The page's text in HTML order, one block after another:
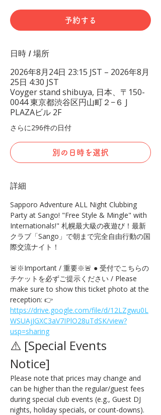
予約する
日時 / 場所
2026年8月24日 23:15 JST – 2026年8月
25日 4:30 JST
Voyger stand shibuya, 日本、〒150-
0044 東京都渋谷区円山町２−６ J
PLAZAビル 2F
さらに296件の日付
別の日時を選択
詳細
Sapporo Adventure ALL Night Clubbing
Party at Sango! "Free Style & Mingle" with
Internationals!" 札幌最大級の夜遊び！最新
クラブ「Sango」で朝まで完全自由行動の国
際交流ナイト！
🚨※Important / 重要※🚨 ● 受付でこちらの
チケットを必ずご提示ください / Please
make sure to show this ticket photo at the
reception: 👉
https://drive.google.com/file/d/12LZgwu0L
WSUAjJGXC3aV7IPlO28uTdSK/view?
usp=sharing
⚠️ [Special Events
Notice]
Please note that prices may change and
can be higher than the regular/guest fees
during special club events (e.g., Guest DJ
nights, holiday specials, or count-downs).